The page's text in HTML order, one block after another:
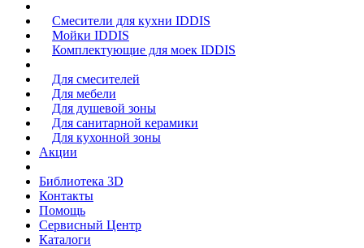
Смесители для кухни IDDIS
Мойки IDDIS
Комплектующие для моек IDDIS
Для смесителей
Для мебели
Для душевой зоны
Для санитарной керамики
Для кухонной зоны
Акции
Библиотека 3D
Контакты
Помощь
Сервисный Центр
Каталоги